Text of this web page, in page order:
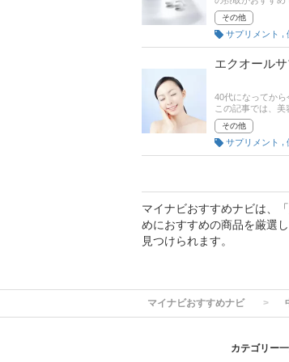
半には、通販サイ
その他
サプリメント
エクオール
40代になってから
この記事では、
ールサプリの選び
さいね。
その他
サプリメント
マイナビおすすめナビは、
めにおすすめの商品を厳選
見つけられます。
マイナビおすすめナビ
カテゴリー